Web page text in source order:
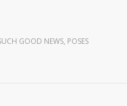
GOOD NEWS, POSES